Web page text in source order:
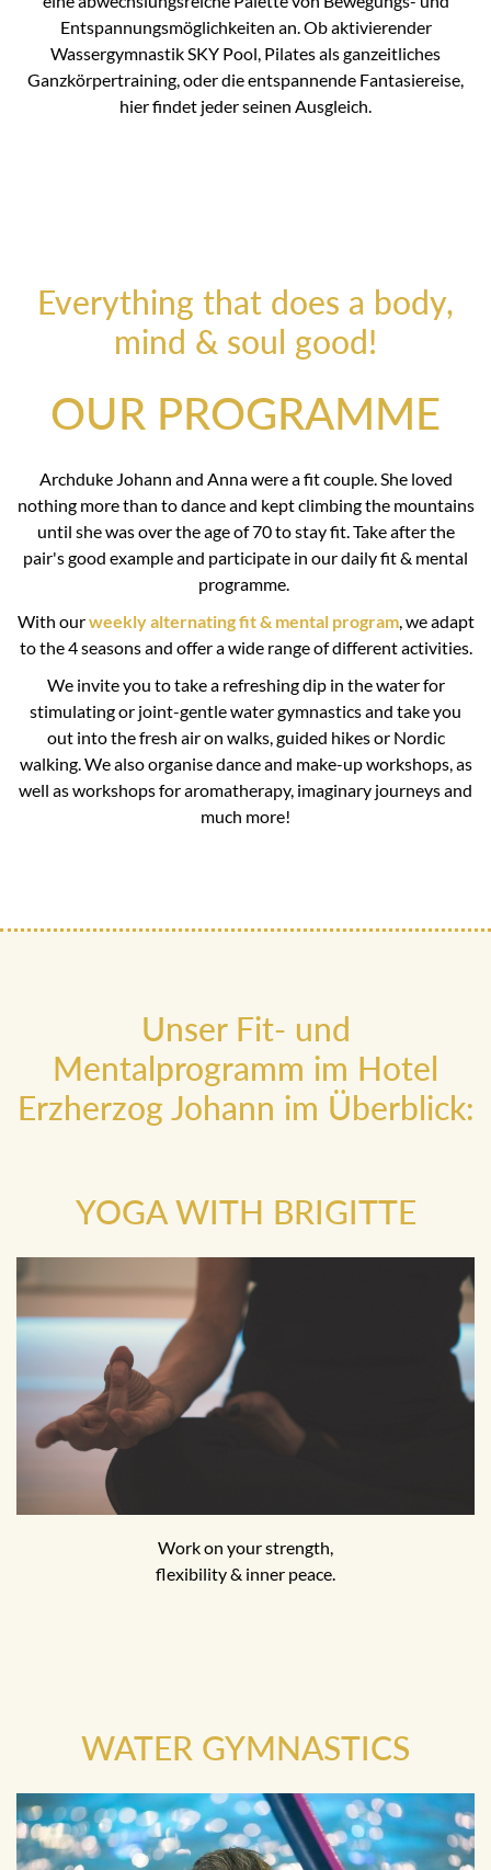
Entspannungsmöglichkeiten an. Ob aktivierender
Wassergymnastik SKY Pool, Pilates als ganzeitliches
Ganzkörpertraining, oder die entspannende Fantasiereise,
hier findet jeder seinen Ausgleich.
Everything that does a body,
mind & soul good!
OUR PROGRAMME
Archduke Johann and Anna were a fit couple. She loved
nothing more than to dance and kept climbing the mountains
until she was over the age of 70 to stay fit. Take after the
pair's good example and participate in our daily fit & mental
programme.
With ourweekly alternating fit & mental program, we adapt
to the 4 seasons and offer a wide range of different activities.
We invite you to take a refreshing dip in the water for
stimulating or joint-gentle water gymnastics and take you
out into the fresh air on walks, guided hikes or Nordic
walking. We also organise dance and make-up workshops, as
well as workshops for aromatherapy, imaginary journeys and
much more!
Unser Fit- und
Mentalprogramm im Hotel
Erzherzog Johann im Überblick:
YOGA WITH BRIGITTE
Work on your strength,
flexibility & inner peace.
WATER GYMNASTICS